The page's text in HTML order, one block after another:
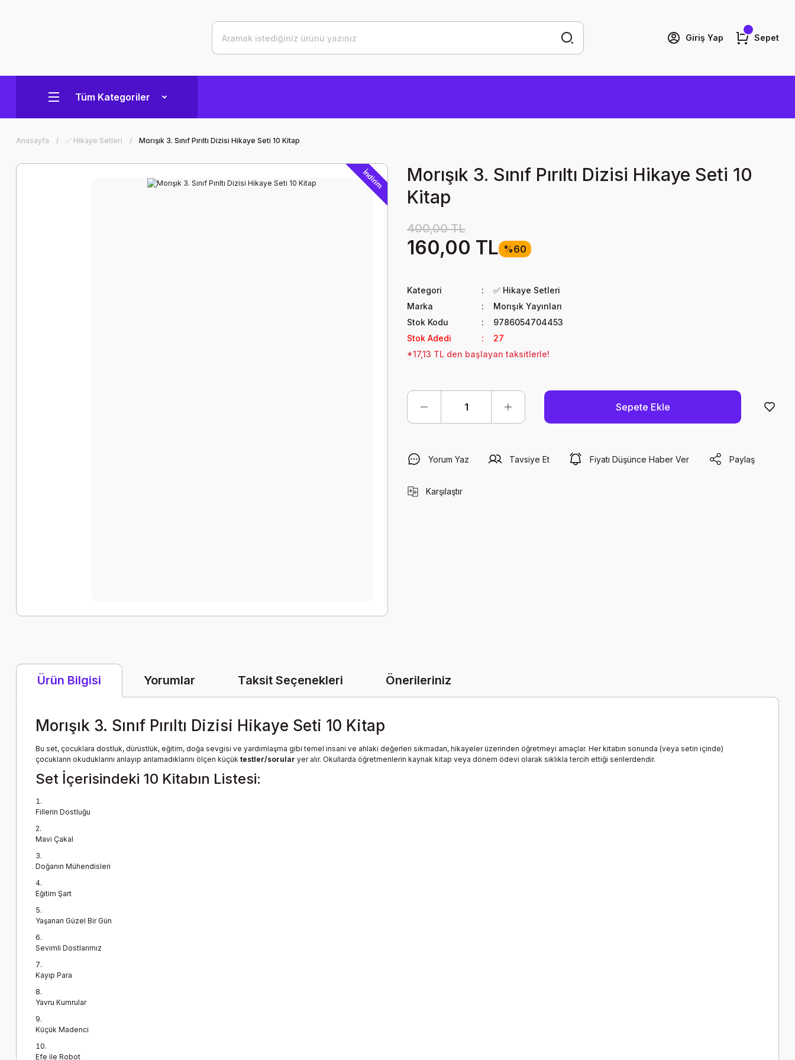
Giriş Yap Sepet
Tüm Kategoriler
Anasayfa ✅ Hikaye Setleri Morışık 3. Sınıf Pırıltı Dizisi Hikaye Seti 10 Kitap
İndirim
Morışık 3. Sınıf Pırıltı Dizisi Hikaye Seti 10
Kitap
400,00 TL
160,00 TL %60
Kategori
✅ Hikaye Setleri
Marka
Morışık Yayınları
Stok Kodu
9786054704453
Stok Adedi
27
*17,13 TL den başlayan taksitlerle!
Sepete Ekle
Yorum Yaz Tavsiye Et Fiyatı Düşünce Haber Ver Paylaş
Karşılaştır
Ürün Bilgisi Yorumlar Taksit Seçenekleri Önerileriniz
Morışık 3. Sınıf Pırıltı Dizisi Hikaye Seti 10 Kitap
Bu set, çocuklara dostluk, dürüstlük, eğitim, doğa sevgisi ve yardımlaşma gibi temel insani ve ahlaki değerleri sıkmadan, hikayeler üzerinden öğretmeyi amaçlar. Her kitabın sonunda (veya setin içinde)
çocukların okuduklarını anlayıp anlamadıklarını ölçen küçük testler/sorular yer alır. Okullarda öğretmenlerin kaynak kitap veya dönem ödevi olarak sıklıkla tercih ettiği serilerdendir.
Set İçerisindeki 10 Kitabın Listesi:
Fillerin Dostluğu
Mavi Çakal
Doğanın Mühendisleri
Eğitim Şart
Yaşanan Güzel Bir Gün
Sevimli Dostlarımız
Kayıp Para
Yavru Kumrular
Küçük Madenci
Efe ile Robot